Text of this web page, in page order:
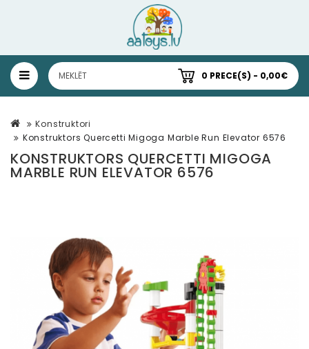
0 PRECE(S) - 0,00€
Konstruktori
Konstruktors Quercetti Migoga Marble Run Elevator 6576
KONSTRUKTORS QUERCETTI MIGOGA
MARBLE RUN ELEVATOR 6576